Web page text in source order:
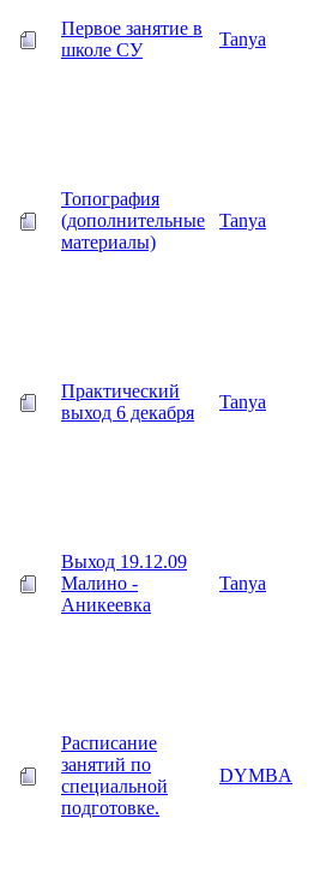
Первое занятие в
школе СУ
Tanya
Топография
(дополнительные
материалы)
Tanya
Практический
выход 6 декабря
Tanya
Выход 19.12.09
Малино -
Аникеевка
Tanya
Расписание
занятий по
специальной
подготовке.
DYMBA